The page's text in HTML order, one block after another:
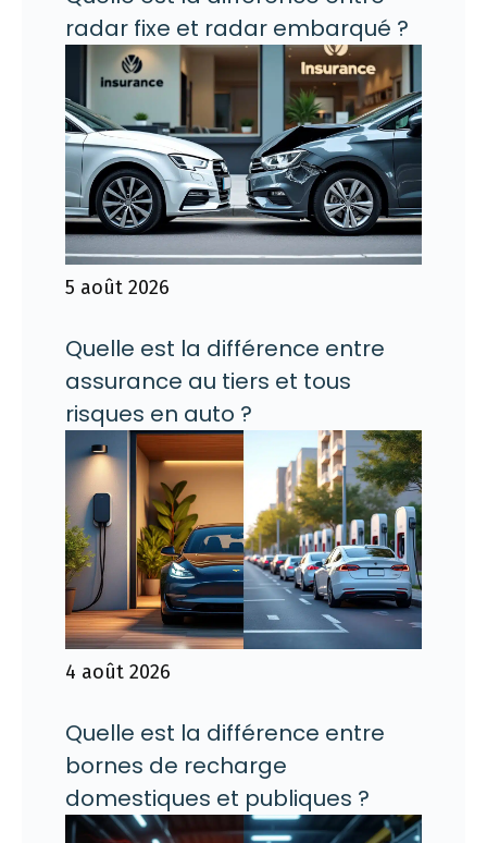
radar fixe et radar embarqué ?
5 août 2026
Quelle est la différence entre
assurance au tiers et tous
risques en auto ?
4 août 2026
Quelle est la différence entre
bornes de recharge
domestiques et publiques ?